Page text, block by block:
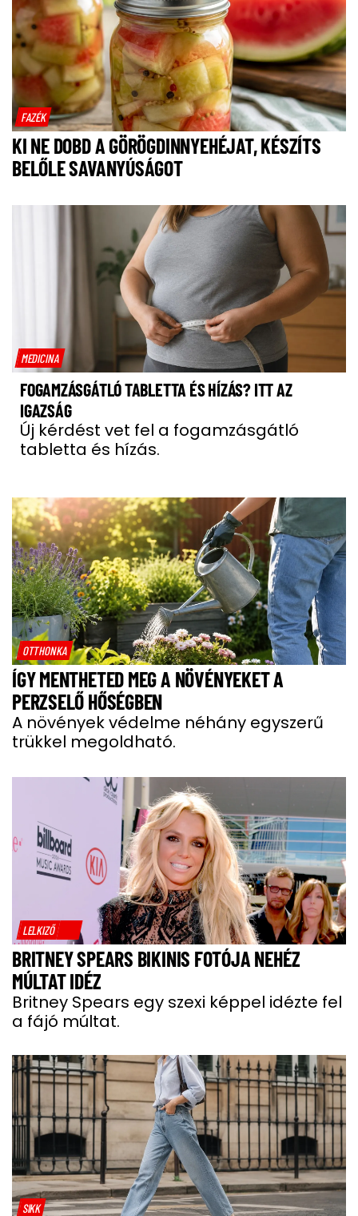
FAZÉK
KI NE DOBD A GÖRÖGDINNYEHÉJAT, KÉSZÍTS
BELŐLE SAVANYÚSÁGOT
MEDICINA
FOGAMZÁSGÁTLÓ TABLETTA ÉS HÍZÁS? ITT AZ
IGAZSÁG
Új kérdést vet fel a fogamzásgátló
tabletta és hízás.
OTTHONKA
ÍGY MENTHETED MEG A NÖVÉNYEKET A
PERZSELŐ HŐSÉGBEN
A növények védelme néhány egyszerű
trükkel megoldható.
LELKIZŐ
BRITNEY SPEARS BIKINIS FOTÓJA NEHÉZ
MÚLTAT IDÉZ
Britney Spears egy szexi képpel idézte fel
a fájó múltat.
SIKK